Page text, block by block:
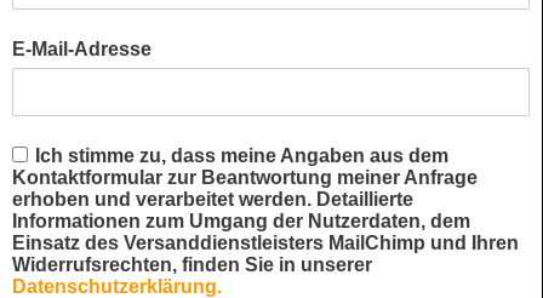
E-Mail-Adresse
Ich stimme zu, dass meine Angaben aus dem
Kontaktformular zur Beantwortung meiner Anfrage
erhoben und verarbeitet werden. Detaillierte
Informationen zum Umgang der Nutzerdaten, dem
Einsatz des Versanddienstleisters MailChimp und Ihren
Widerrufsrechten, finden Sie in unserer
Datenschutzerklärung.